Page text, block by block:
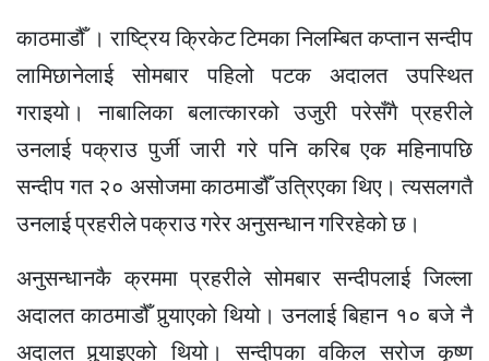
काठमाडौँ । राष्ट्रिय क्रिकेट टिमका निलम्बित कप्तान सन्दीप
लामिछानेलाई सोमबार पहिलो पटक अदालत उपस्थित
गराइयो। नाबालिका बलात्कारको उजुरी परेसँगै प्रहरीले
उनलाई पक्राउ पुर्जी जारी गरे पनि करिब एक महिनापछि
सन्दीप गत २० असोजमा काठमाडौँ उत्रिएका थिए। त्यसलगतै
उनलाई प्रहरीले पक्राउ गरेर अनुसन्धान गरिरहेको छ।
अनुसन्धानकै क्रममा प्रहरीले सोमबार सन्दीपलाई जिल्ला
अदालत काठमाडौँ पुर्‍याएको थियो। उनलाई बिहान १० बजे नै